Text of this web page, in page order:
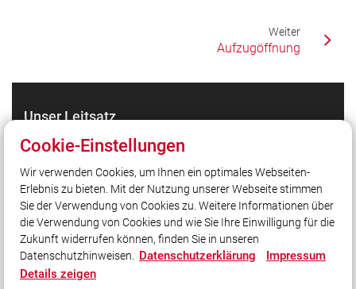
Weiter
Aufzugöffnung
Unser Leitsatz
Wir sind für Sie da! Rund um die Uhr!
Quicklinks
KFV Nürnberger Land
Social Media
Cookie-Einstellungen
Wir verwenden Cookies, um Ihnen ein optimales Webseiten-
Erlebnis zu bieten. Mit der Nutzung unserer Webseite stimmen
Sie der Verwendung von Cookies zu. Weitere Informationen über
die Verwendung von Cookies und wie Sie Ihre Einwilligung für die
Zukunft widerrufen können, finden Sie in unseren
Datenschutzhinweisen. Datenschutzerklärung
Impressum
Details zeigen